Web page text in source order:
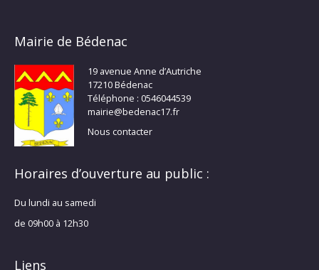
Mairie de Bédenac
19 avenue Anne d’Autriche
17210 Bédenac
Téléphone : 0546044539
mairie@bedenac17.fr
Nous contacter
Horaires d’ouverture au public :
Du lundi au samedi
de 09h00 à 12h30
Liens